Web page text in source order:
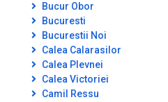
Bucur Obor
Bucuresti
Bucurestii Noi
Calea Calarasilor
Calea Plevnei
Calea Victoriei
Camil Ressu